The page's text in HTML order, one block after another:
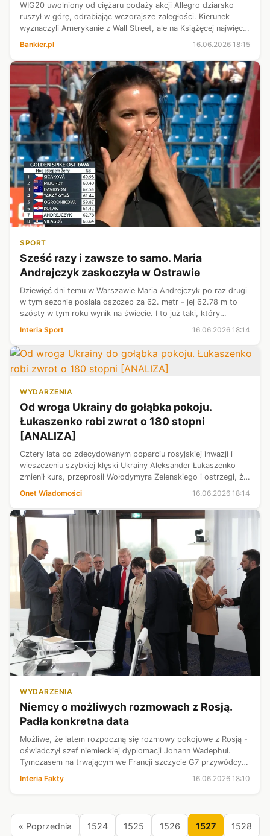
WIG20 uwolniony od ciężaru podaży akcji Allegro dziarsko
ruszył w górę, odrabiając wczorajsze zaległości. Kierunek
wyznaczyli Amerykanie z Wall Street, ale na Książęcej najwięcej
Tuska.
Bankier.pl 16.06.2026 18:15
SPORT
Sześć razy i zawsze to samo. Maria
Andrejczyk zaskoczyła w Ostrawie
Dziewięć dni temu w Warszawie Maria Andrejczyk po raz drugi
w tym sezonie posłała oszczep za 62. metr - jej 62.78 m to
szósty w tym roku wynik na świecie. I to już taki, który
powinien pozwolić na walkę w Birmingham o medal mistrzostw
Europy. W "Zlat...
Interia Sport 16.06.2026 18:14
WYDARZENIA
Od wroga Ukrainy do gołąbka pokoju.
Łukaszenko robi zwrot o 180 stopni
[ANALIZA]
Cztery lata po zdecydowanym poparciu rosyjskiej inwazji i
wieszczeniu szybkiej klęski Ukrainy Aleksander Łukaszenko
zmienił kurs, przeprosił Wołodymyra Zełenskiego i ostrzegł, że
Białoruś jest narażona na ukraińskie ataki. Analitycy twierdzą,
Onet Wiadomości 16.06.2026 18:14
WYDARZENIA
Niemcy o możliwych rozmowach z Rosją.
Padła konkretna data
Możliwe, że latem rozpoczną się rozmowy pokojowe z Rosją -
oświadczył szef niemieckiej dyplomacji Johann Wadephul.
Tymczasem na trwającym we Francji szczycie G7 przywódcy
światowych mocarstw i Wołodymyr Zełenski porozumieli się o
konieczności dalszeg...
Interia Fakty 16.06.2026 18:10
« Poprzednia 1524 1525 1526 1527 1528